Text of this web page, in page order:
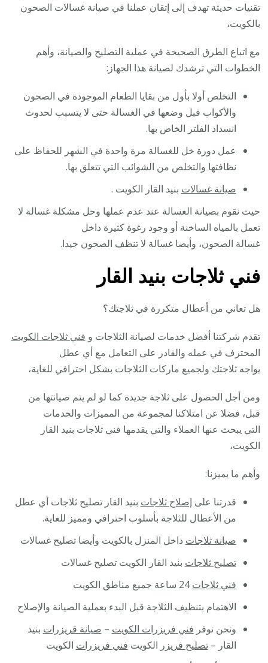
تقنيات حديثة تهدف إلى إتقان عملنا في صيانة غسالات الصحون
بالكويت،
مع اتباع الطرق الصحيحة في عملية التصليح والصيانة، وأهم
الخطوات التي ترشدك لصيانة هذا الجهاز:
التخلص أولا بأول من بقايا الطعام الموجودة في الصحون
والأكواب قبل وضعها في الغسالة حتى لا يتسبب لحدوث
انسداد الفلتر الخاص بها.
عمل دورة خل للغسالة مرة واحدة في الشهر للحفاظ على
نظافتها والتخلص من الشوائب التي تتعلق بها.
صيانة غسالات بنيد القار الكويت .
حيث نقوم بصيانة الغسالة عند عدم عملها وحل مشكلة غسالة لا
تعمل بالمياه الساخنة أو وجود رغوة كثيرة داخل
غسالة الصحون، وأيضا غسالة لا تنظف الصحون جيدا.
فني ثلاجات بنيد القار
هل تعاني من أعطال متكررة في ثلاجتك؟
تقدم شركتنا أفضل خدمات لصيانة الثلاجات و فني ثلاجات الكويت
المحترف في عمله والقادر على التعامل مع أي عطل
يواجه ثلاجتك ولجميع ماركات الثلاجات بشكل احترافي للغاية،
ومن أجل الحصول على ثلاجة جديدة كما لو لم يتم صيانتها من
قبل، فضلا عن امتلاكنا لمجموعة من المميزات والخدمات
التي يبحث عنها العملاء والتي يقدمها فني ثلاجات بنيد القار
الكويت،
وأهم ما يميزنا:
قدرتنا على إصلاح ثلاجات بنيد القار تصليح ثلاجات أي عطل
من الأعطال للثلاجة بأسلوب احترافي ومميز للغاية.
صيانة ثلاجات داخل المنزل بالكويت وأيضا تصليح غسالات
تصليح ثلاجات بنيد القار الكويت تصليح غسالات
فني ثلاجات24 ساعة جميع مناطق الكويت
الاهتمام بتنظيف الثلاجة قبل البدء بعملية الصيانة والإصلاح
ونحن نوفر فني فريزرات الكويت – صيانة قريزرات بنيد
القار –تصليح فريزر الكويت فني فريزرات الكويت